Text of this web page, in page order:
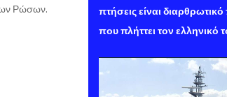
Ρώσων.
πτήσεις είναι
που πλήττει τον ελληνικό